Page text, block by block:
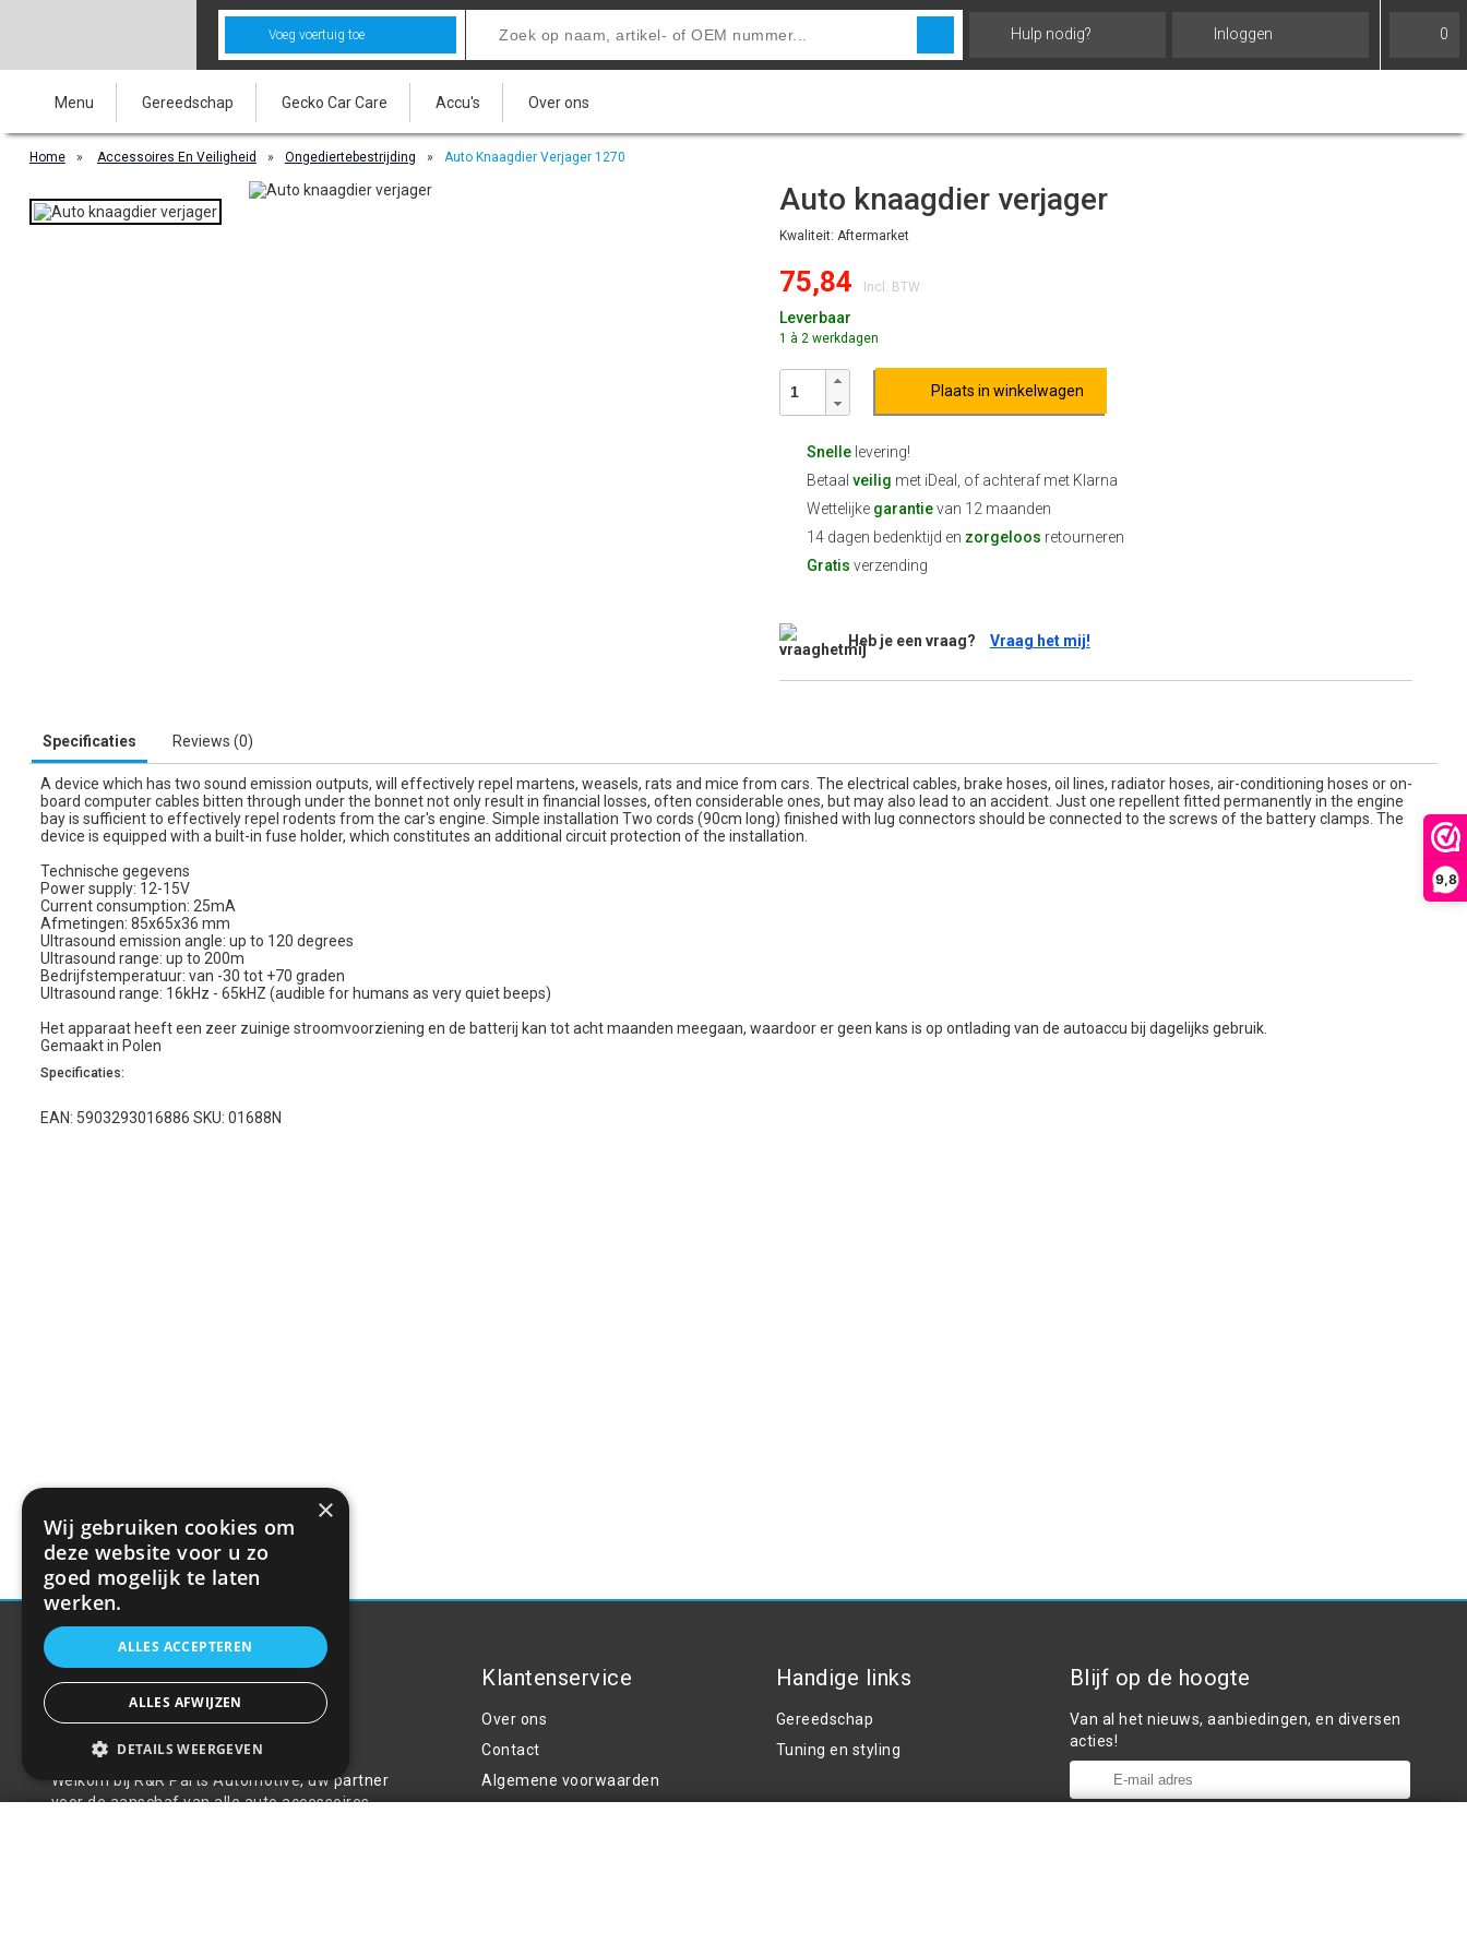
9,8
Voeg voertuig toe Hulp nodig? Inloggen 0
Menu Gereedschap Gecko Car Care Accu's Over ons
Home » Accessoires En Veiligheid » Ongediertebestrijding » Auto Knaagdier Verjager 1270
Auto knaagdier verjager
Kwaliteit: Aftermarket
75,84 Incl. BTW
Leverbaar
1 à 2 werkdagen
Plaats in winkelwagen
Snellelevering!
Betaal veilig met iDeal, of achteraf met Klarna
Wettelijke garantievan 12 maanden
14 dagen bedenktijd en zorgeloos retourneren
Gratis verzending
Heb je een vraag? Vraag het mij!
Specificaties Reviews (0)
A device which has two sound emission outputs, will effectively repel martens, weasels, rats and mice from cars. The electrical cables, brake hoses, oil lines, radiator hoses, air-conditioning hoses or on-
board computer cables bitten through under the bonnet not only result in financial losses, often considerable ones, but may also lead to an accident. Just one repellent fitted permanently in the engine
bay is sufficient to effectively repel rodents from the car's engine. Simple installation Two cords (90cm long) finished with lug connectors should be connected to the screws of the battery clamps. The
device is equipped with a built-in fuse holder, which constitutes an additional circuit protection of the installation.
Technische gegevens
Power supply: 12-15V
Current consumption: 25mA
Afmetingen: 85x65x36 mm
Ultrasound emission angle: up to 120 degrees
Ultrasound range: up to 200m
Bedrijfstemperatuur: van -30 tot +70 graden
Ultrasound range: 16kHz - 65kHZ (audible for humans as very quiet beeps)
Het apparaat heeft een zeer zuinige stroomvoorziening en de batterij kan tot acht maanden meegaan, waardoor er geen kans is op ontlading van de autoaccu bij dagelijks gebruik.
Gemaakt in Polen
Specificaties:
EAN: 5903293016886 SKU: 01688N
Over ons
Welkom bij R&R Parts Automotive, uw partner
voor de aanschaf van alle auto accessoires.
Klantenservice
Over ons
Contact
Algemene voorwaarden
Handige links
Gereedschap
Tuning en styling
Blijf op de hoogte
Van al het nieuws, aanbiedingen, en diversen
acties!
×
Wij gebruiken cookies om
deze website voor u zo
goed mogelijk te laten
werken.
ALLES ACCEPTEREN
ALLES AFWIJZEN
DETAILS WEERGEVEN